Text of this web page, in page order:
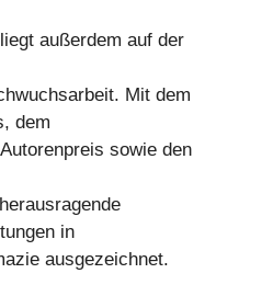
außerdem auf der
Mit dem
dem
sowie den
in
ausgezeichnet.